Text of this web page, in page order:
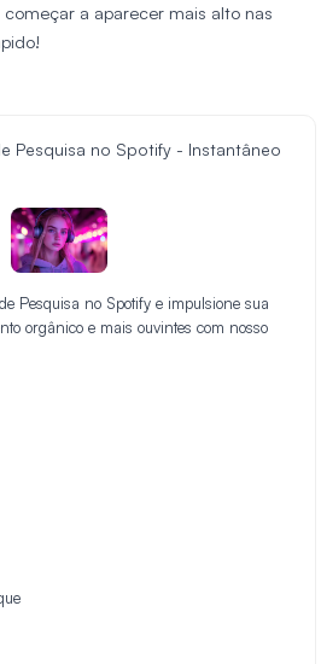
a aparecer mais alto nas
Pesquisa no Spotify - Instantâneo
Pesquisa no Spotify e impulsione sua
orgânico e mais ouvintes com nosso